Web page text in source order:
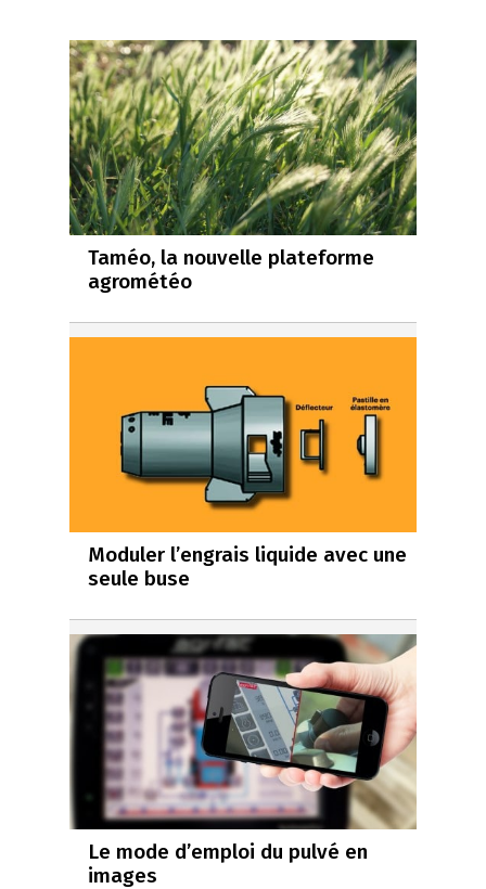
Taméo, la nouvelle plateforme
agrométéo
Moduler l’engrais liquide avec une
seule buse
Le mode d’emploi du pulvé en
images